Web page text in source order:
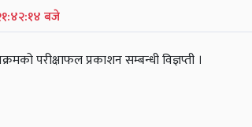
बजे
परीक्षाफल प्रकाशन सम्बन्धी विज्ञप्ती ।